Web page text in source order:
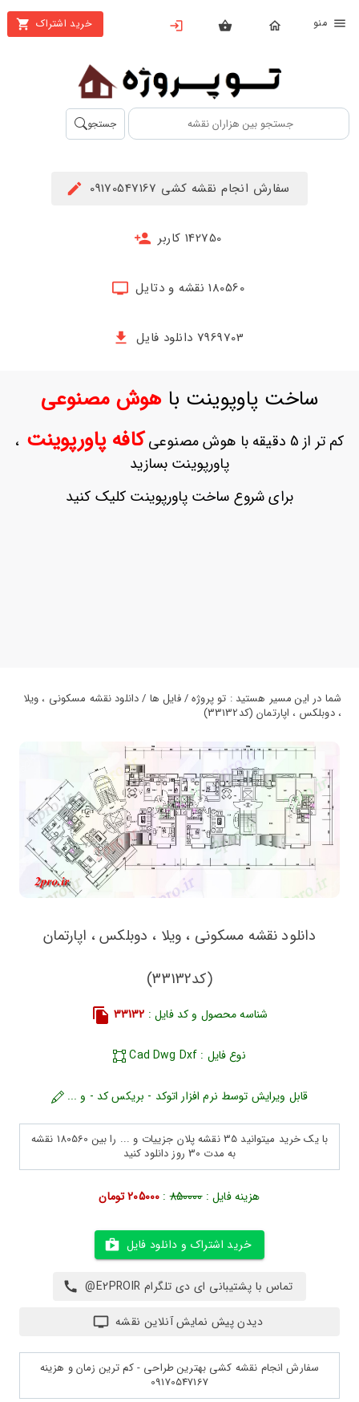
خرید اشتراک
بستن
محصولات
تهیه
اشتراک
حساب
ثبت
بازیابی
جستجو
سفارش انجام نقشه کشی 09170547167
142750 کاربر
180560 نقشه و دتایل
7969703 دانلود فایل
ساخت پاوپوینت باهوش مصنوعی
کم تر از 5 دقیقه با هوش مصنوعی کافه پاورپوینت ،
پاورپوینت بسازید
برای شروع ساخت پاورپوینت کلیک کنید
شما در این مسیر هستید : تو پروژه / فایل ها / دانلود نقشه مسکونی ، ویلا
، دوبلکس ، اپارتمان (کد33132)
دانلود نقشه مسکونی ، ویلا ، دوبلکس ، اپارتمان
(کد33132)
شناسه محصول و کد فایل : 33132
نوع فایل : Cad Dwg Dxf
قابل ویرایش توسط نرم افزار اتوکد - بریکس کد - و ...
با یک خرید میتوانید 35 نقشه پلان جزییات و ... را بین 180560 نقشه
به مدت 30 روز دانلود کنید
هزینه فایل :850000
: 205000 تومان
خرید اشتراک و دانلود فایل
تماس با پشتیبانی ای دی تلگرام E2PROIR@
دیدن پیش نمایش آنلاین نقشه
سفارش انجام نقشه کشی بهترین طراحی - کم ترین زمان و هزینه
09170547167